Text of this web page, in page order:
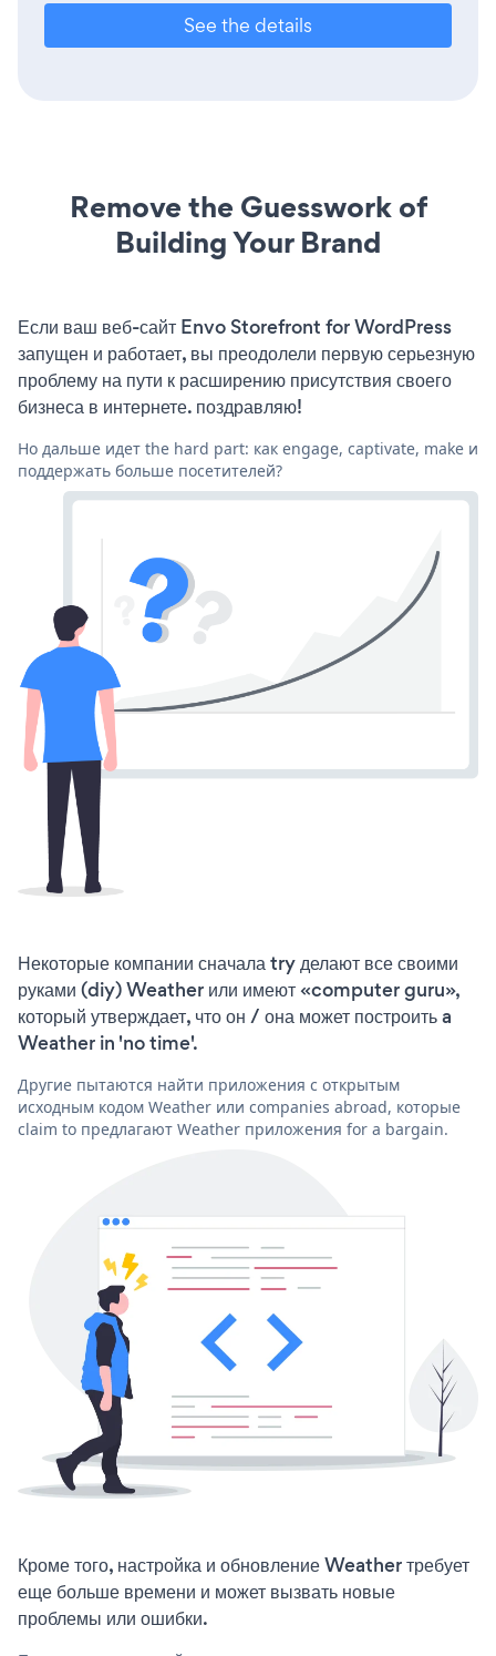
See the details
Remove the Guesswork of
Building Your Brand
Если ваш веб-сайт Envo Storefront for WordPress
запущен и работает, вы преодолели первую серьезную
проблему на пути к расширению присутствия своего
бизнеса в интернете. поздравляю!
Но дальше идет the hard part: как engage, captivate, make и
поддержать больше посетителей?
Некоторые компании сначала try делают все своими
руками (diy) Weather или имеют «computer guru»,
который утверждает, что он / она может построить a
Weather in 'no time'.
Другие пытаются найти приложения с открытым
исходным кодом Weather или companies abroad, которые
claim to предлагают Weather приложения for a bargain.
Кроме того, настройка и обновление Weather требует
еще больше времени и может вызвать новые
проблемы или ошибки.